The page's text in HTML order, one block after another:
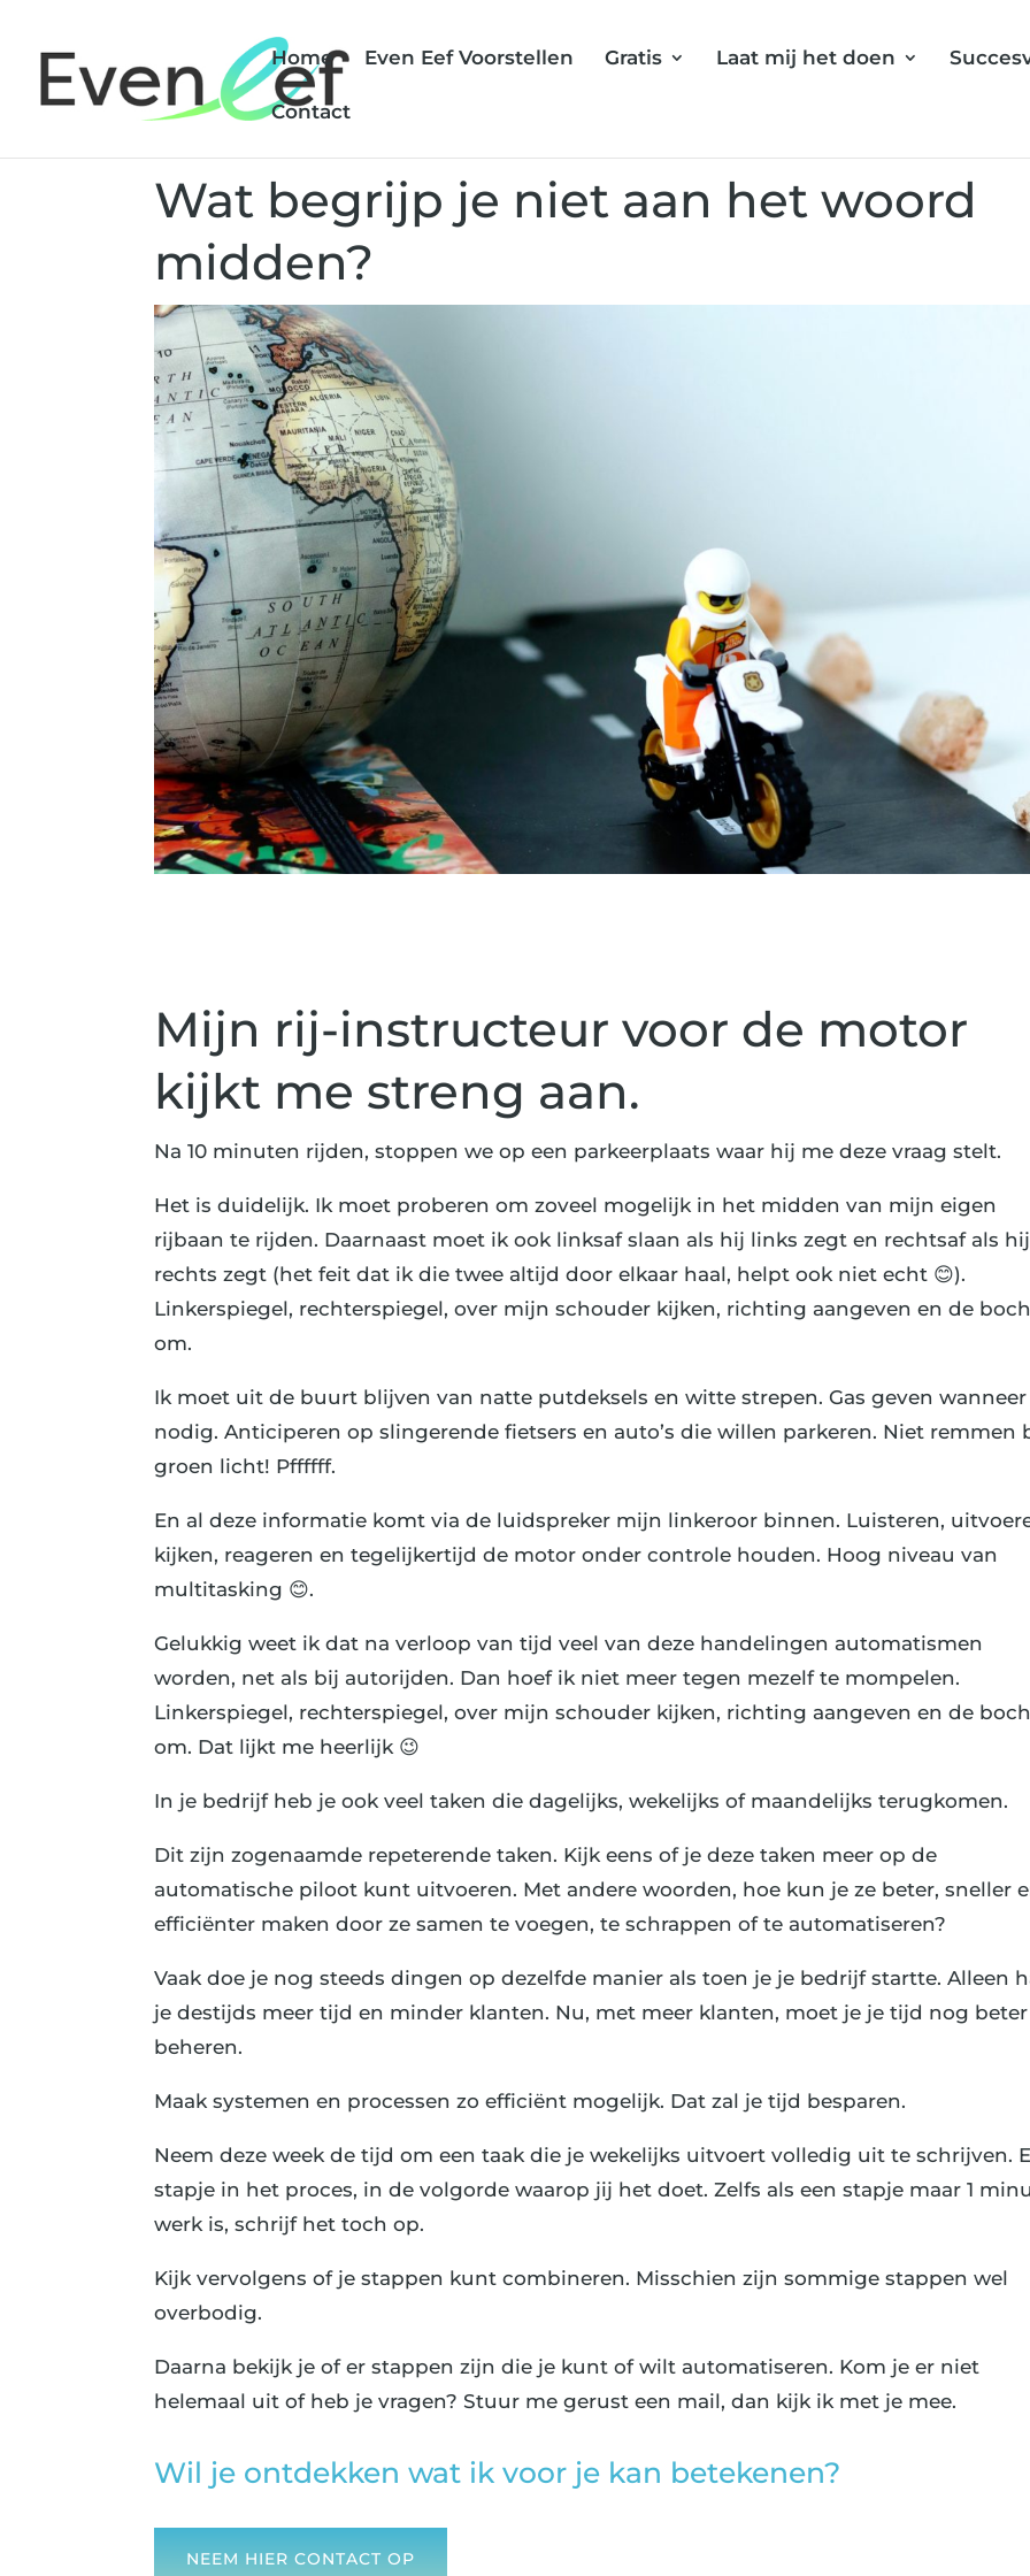
Home Even Eef Voorstellen Gratis Laat mij het doen
Contact
Wat begrijp je niet aan het woord
midden?
Mijn rij-instructeur voor de motor
kijkt me streng aan.
Na 10 minuten rijden, stoppen we op een parkeerplaats waar hij me deze vraag stelt.
Het is duidelijk. Ik moet proberen om zoveel mogelijk in het midden van mijn eigen
rijbaan te rijden. Daarnaast moet ik ook linksaf slaan als hij links zegt en rechtsaf als hij
rechts zegt (het feit dat ik die twee altijd door elkaar haal, helpt ook niet echt 😊).
Linkerspiegel, rechterspiegel, over mijn schouder kijken, richting aangeven en de
om.
Ik moet uit de buurt blijven van natte putdeksels en witte strepen. Gas geven wanneer
nodig. Anticiperen op slingerende fietsers en auto’s die willen parkeren. Niet remmen
groen licht! Pffffff.
En al deze informatie komt via de luidspreker mijn linkeroor binnen. Luisteren,
kijken, reageren en tegelijkertijd de motor onder controle houden. Hoog niveau van
multitasking 😊.
Gelukkig weet ik dat na verloop van tijd veel van deze handelingen automatismen
worden, net als bij autorijden. Dan hoef ik niet meer tegen mezelf te mompelen.
Linkerspiegel, rechterspiegel, over mijn schouder kijken, richting aangeven en de
om. Dat lijkt me heerlijk 😉
In je bedrijf heb je ook veel taken die dagelijks, wekelijks of maandelijks terugkomen.
Dit zijn zogenaamde repeterende taken. Kijk eens of je deze taken meer op de
automatische piloot kunt uitvoeren. Met andere woorden, hoe kun je ze beter, sneller
efficiënter maken door ze samen te voegen, te schrappen of te automatiseren?
Vaak doe je nog steeds dingen op dezelfde manier als toen je je bedrijf startte. Alleen
je destijds meer tijd en minder klanten. Nu, met meer klanten, moet je je tijd nog beter
beheren.
Maak systemen en processen zo efficiënt mogelijk. Dat zal je tijd besparen.
Neem deze week de tijd om een taak die je wekelijks uitvoert volledig uit te schrijven.
stapje in het proces, in de volgorde waarop jij het doet. Zelfs als een stapje maar 1
werk is, schrijf het toch op.
Kijk vervolgens of je stappen kunt combineren. Misschien zijn sommige stappen wel
overbodig.
Daarna bekijk je of er stappen zijn die je kunt of wilt automatiseren. Kom je er niet
helemaal uit of heb je vragen? Stuur me gerust een mail, dan kijk ik met je mee.
Wil je ontdekken wat ik voor je kan betekenen?
NEEM HIER CONTACT OP